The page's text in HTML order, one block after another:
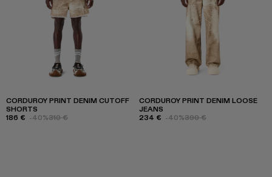
CORDUROY PRINT DENIM CUTOFF
SHORTS
186 € -40%310 €
CORDUROY PRINT DENIM LOOSE
JEANS
234 € -40%390 €